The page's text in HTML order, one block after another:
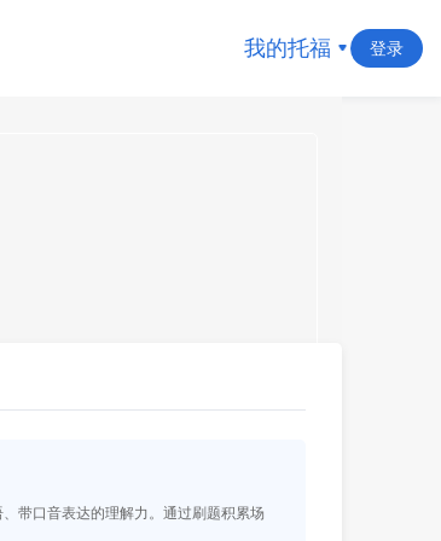
我的托福 登录
带口音表达的理解力。通过刷题积累场